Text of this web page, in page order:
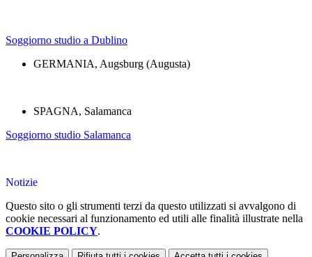
Soggiorno studio a Dublino
GERMANIA, Augsburg (Augusta)
SPAGNA, Salamanca
Soggiorno studio Salamanca
Notizie
Questo sito o gli strumenti terzi da questo utilizzati si avvalgono di
cookie necessari al funzionamento ed utili alle finalità illustrate nella
COOKIE POLICY.